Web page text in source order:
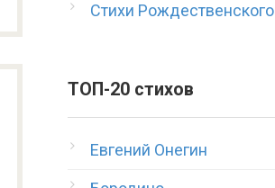
Стихи Рождественского
ТОП-20 стихов
Евгений Онегин